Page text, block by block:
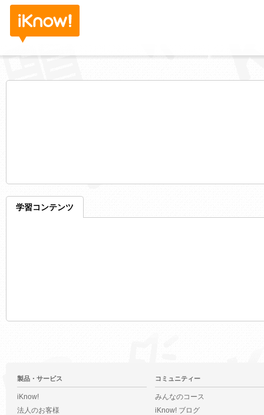
学習コンテンツ
製品・サービス
iKnow!
法人のお客様
コミュニティー
みんなのコース
iKnow! ブログ